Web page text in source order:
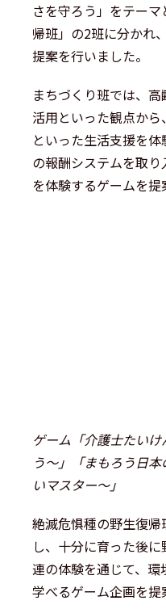
さを守ろう」をテー
帰班」の2班に分かれ
提案を行いました。
まちづくり班では、
活用といった観点か
といった生活支援を
の報酬システムを取
を体験するゲームを提
ゲーム「介護士たい
う〜」「まもろう日
いマスター〜」
絶滅危惧種の野生復
し、十分に育った後
連の体験を通じて、
学べるゲーム企画を提